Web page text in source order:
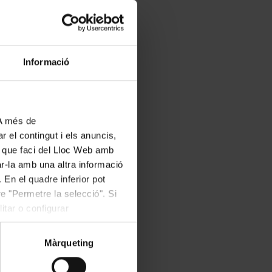
Informació
més de
el contingut i els anuncis,
faci del Lloc Web amb
la amb una altra informació
el quadre inferior pot
"Permetre la selecció". Si
o configurar
Màrqueting
Aristogats, Mary
per
convenciment
la voluntat
de l’Obra
28
Vella, que
coral, són els
amb una